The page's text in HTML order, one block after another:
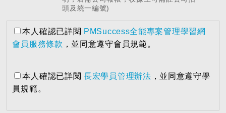
頭及統一編號)
本人確認已詳閱 PMSuccess全能專案管理學習網
會員服務條款 ，並同意遵守會員規範。
本人確認已詳閱長宏學員管理辦法 ，並同意遵守學
員規範。